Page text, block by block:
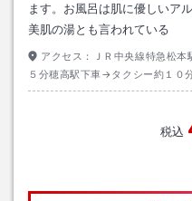
ます。お風呂は肌に優しいア
美肌の湯とも言われている
アクセス：
ＪＲ中央線特急松
５分穂高駅下車→タクシー約１０
税込